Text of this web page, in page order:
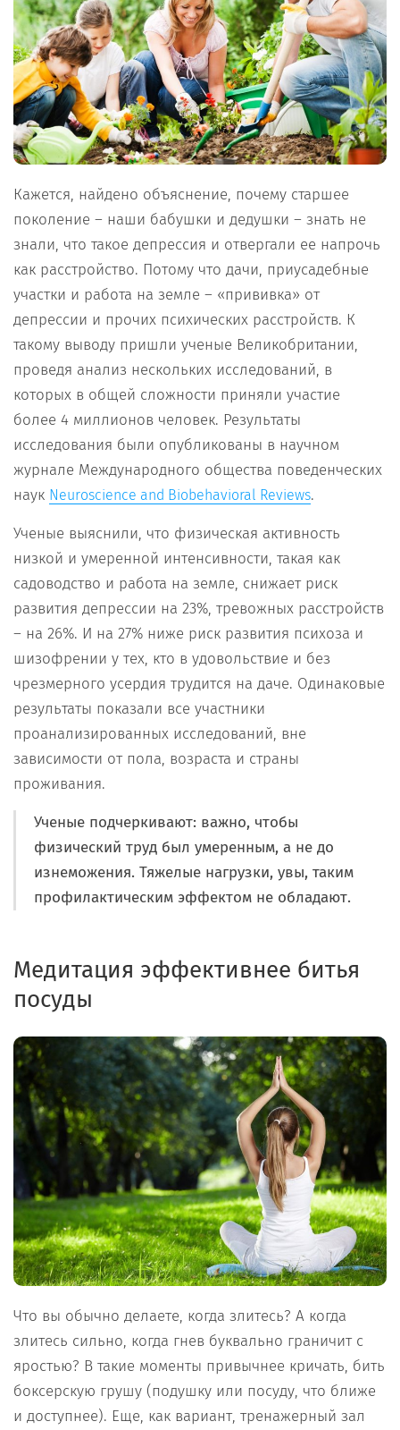
Кажется, найдено объяснение, почему старшее
поколение – наши бабушки и дедушки – знать не
знали, что такое депрессия и отвергали ее напрочь
как расстройство. Потому что дачи, приусадебные
участки и работа на земле – «прививка» от
депрессии и прочих психических расстройств. К
такому выводу пришли ученые Великобритании,
проведя анализ нескольких исследований, в
которых в общей сложности приняли участие
более 4 миллионов человек. Результаты
исследования были опубликованы в научном
журнале Международного общества поведенческих
наук Neuroscience and Biobehavioral Reviews.
Ученые выяснили, что физическая активность
низкой и умеренной интенсивности, такая как
садоводство и работа на земле, снижает риск
развития депрессии на 23%, тревожных расстройств
– на 26%. И на 27% ниже риск развития психоза и
шизофрении у тех, кто в удовольствие и без
чрезмерного усердия трудится на даче. Одинаковые
результаты показали все участники
проанализированных исследований, вне
зависимости от пола, возраста и страны
проживания.
Ученые подчеркивают: важно, чтобы
физический труд был умеренным, а не до
изнеможения. Тяжелые нагрузки, увы, таким
профилактическим эффектом не обладают.
Медитация эффективнее битья
посуды
Что вы обычно делаете, когда злитесь? А когда
злитесь сильно, когда гнев буквально граничит с
яростью? В такие моменты привычнее кричать, бить
боксерскую грушу (подушку или посуду, что ближе
и доступнее). Еще, как вариант, тренажерный зал